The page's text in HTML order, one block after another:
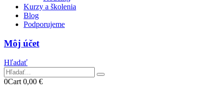
Kurzy a školenia
Blog
Podporujeme
Môj účet
Hľadať
0Cart 0,00 €